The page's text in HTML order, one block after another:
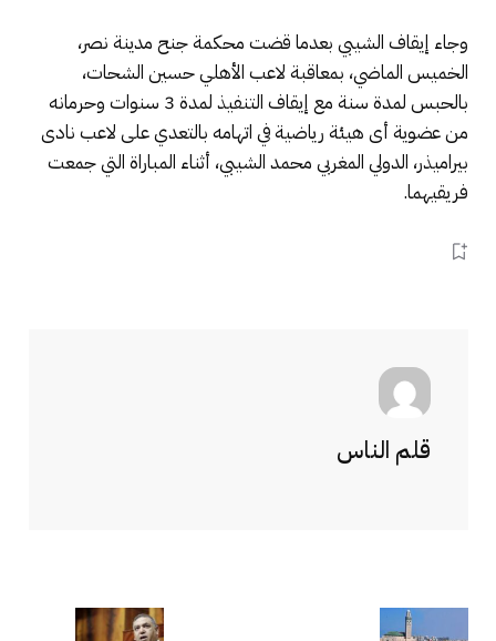
وجاء إيقاف الشيبي بعدما قضت محكمة جنح مدينة نصر،
الخميس الماضي، بمعاقبة لاعب الأهلي حسين الشحات،
بالحبس لمدة سنة مع إيقاف التنفيذ لمدة 3 سنوات وحرمانه
من عضوية أى هيئة رياضية في اتهامه بالتعدي على لاعب نادى
بيراميذر، الدولي المغربي محمد الشيبي، أثناء المباراة التي جمعت
فريقيهما.
قلم الناس